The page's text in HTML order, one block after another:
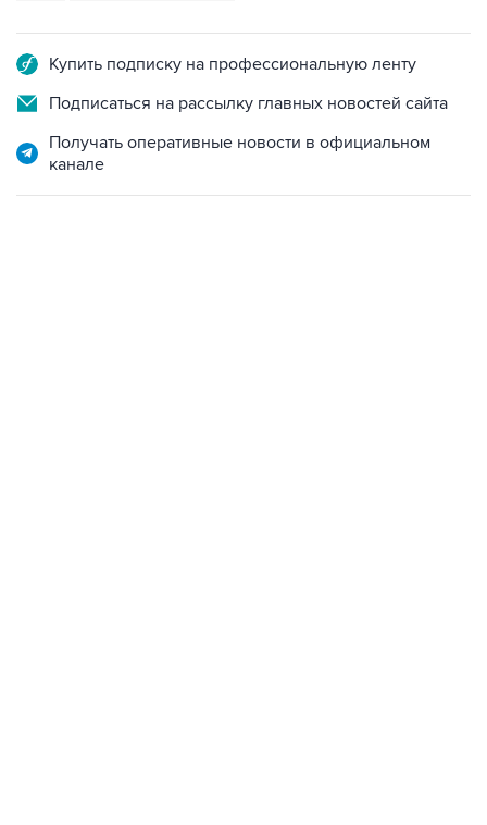
Купить подписку на профессиональную ленту
Подписаться на рассылку главных новостей сайта
Получать оперативные новости в официальном
канале